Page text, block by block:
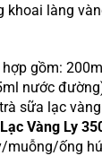
khoai làng
hợp gồm:
nước
sữa lạc
Vàng Ly
muỗng/ống